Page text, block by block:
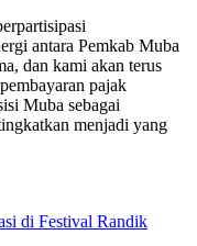
antara Pemkab Muba
dan kami akan terus
pajak
Muba sebagai
menjadi yang
di Festival Randik